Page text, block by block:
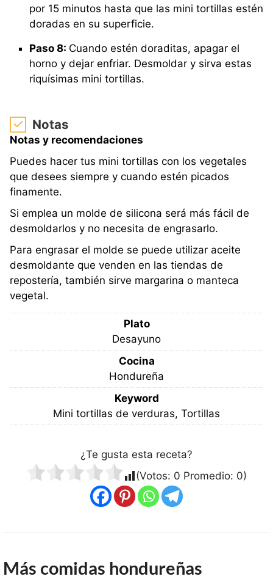
por 15 minutos hasta que las mini tortillas estén
doradas en su superficie.
Paso 8: Cuando estén doraditas, apagar el
horno y dejar enfriar. Desmoldar y sirva estas
riquísimas mini tortillas.
Notas
Notas y recomendaciones
Puedes hacer tus mini tortillas con los vegetales
que desees siempre y cuando estén picados
finamente.
Si emplea un molde de silicona será más fácil de
desmoldarlos y no necesita de engrasarlo.
Para engrasar el molde se puede utilizar aceite
desmoldante que venden en las tiendas de
repostería, también sirve margarina o manteca
vegetal.
Plato
Desayuno
Cocina
Hondureña
Keyword
Mini tortillas de verduras, Tortillas
¿Te gusta esta receta?
(Votos: 0 Promedio: 0)
Más comidas hondureñas